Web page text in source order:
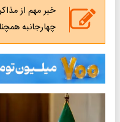
خبر مهم از
چهارجانبه